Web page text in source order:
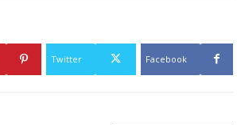
Facebook
Twitter